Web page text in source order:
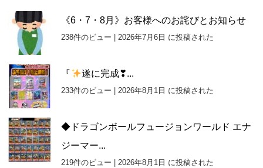
《6・7・8月》お客様へのお詫びとお知らせ
238件のビュー |2026年7月6日 に投稿された
『 遂に完成❣...
233件のビュー |2026年8月1日 に投稿された
◆ドラゴンボールフュージョンワールド エナ
ジーマー...
219件のビュー |2026年8月1日 に投稿された